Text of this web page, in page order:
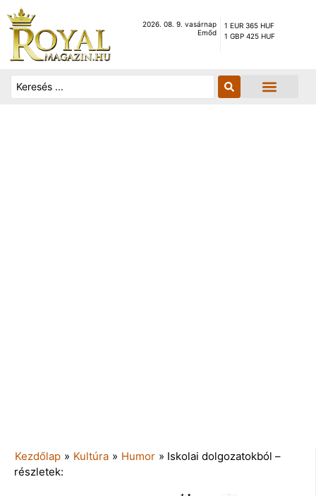
2026. 08. 9. vasárnap
Emőd
1 EUR 365 HUF
1 GBP 425 HUF
Kezdőlap » Kultúra » Humor » Iskolai dolgozatokból –
részletek: